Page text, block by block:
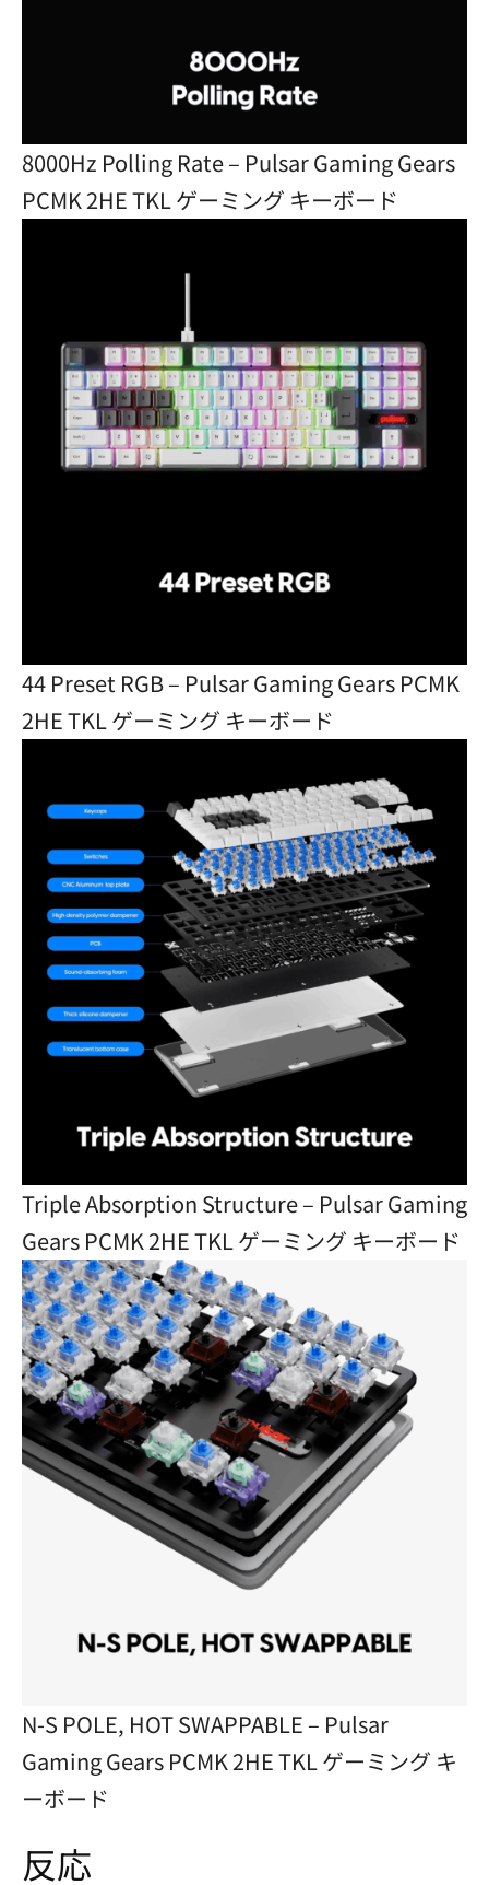
8000Hz Polling Rate – Pulsar Gaming Gears
PCMK 2HE TKL ゲーミング キーボード
44 Preset RGB – Pulsar Gaming Gears PCMK
2HE TKL ゲーミング キーボード
Triple Absorption Structure – Pulsar Gaming
Gears PCMK 2HE TKL ゲーミング キーボード
N-S POLE, HOT SWAPPABLE – Pulsar
Gaming Gears PCMK 2HE TKL ゲーミング キ
ーボード
反応